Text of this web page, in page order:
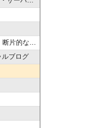
思考の記録
ルブログ